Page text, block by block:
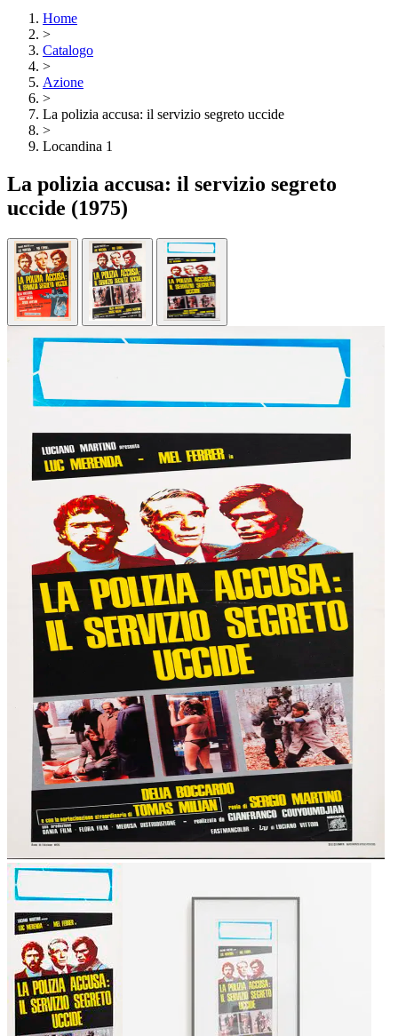
Home
>
Catalogo
>
Azione
>
La polizia accusa: il servizio segreto uccide
>
Locandina 1
La polizia accusa: il servizio segreto
uccide (1975)